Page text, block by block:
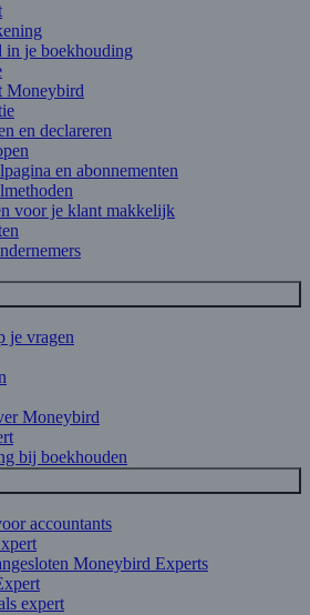
in je boekhouding
Moneybird
en declareren
en abonnementen
voor je klant makkelijk
je vragen
Moneybird
bij boekhouden
accountants
Moneybird Experts
expert